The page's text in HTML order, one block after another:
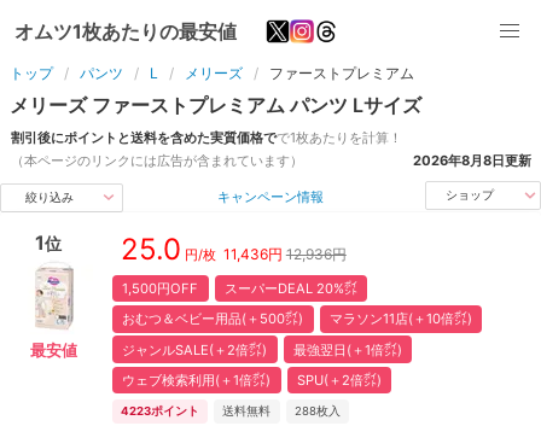
オムツ1枚あたりの最安値
トップ パンツ L メリーズ ファーストプレミアム
メリーズ ファーストプレミアム パンツ Lサイズ
割引後にポイントと送料を含めた実質価格でで1枚あたりを計算！
（本ページのリンクには広告が含まれています）
2026年8月8日更新
絞り込み キャンペーン情報 ショップ
1位
最安値
25.0 円/枚 11,436円 12,936円
1,500円OFF
スーパーDEAL 20%㌽
おむつ＆ベビー用品(＋500㌽)
マラソン11店(＋10倍㌽)
ジャンルSALE(＋2倍㌽)
最強翌日(＋1倍㌽)
ウェブ検索利用(＋1倍㌽)
SPU(＋2倍㌽)
4223ポイント 送料無料 288枚入